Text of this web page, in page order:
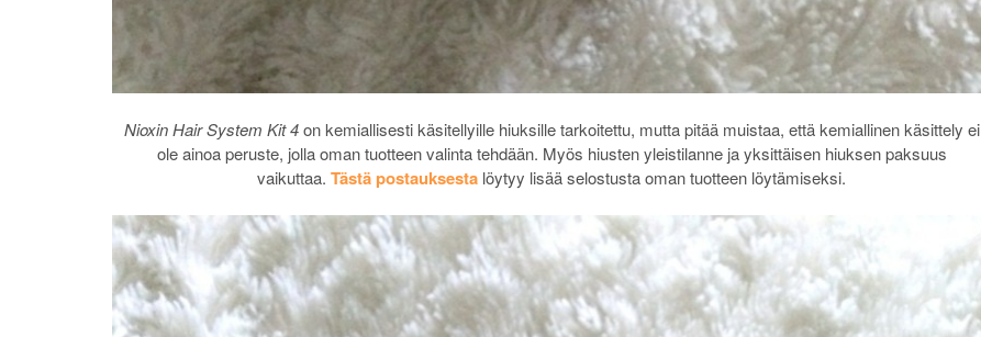
Nioxin Hair System Kit 4on kemiallisesti käsitellyille hiuksille tarkoitettu, mutta pitää muistaa, että kemiallinen käsittely ei
ole ainoa peruste, jolla oman tuotteen valinta tehdään. Myös hiusten yleistilanne ja yksittäisen hiuksen paksuus
vaikuttaa. Tästä postauksesta löytyy lisää selostusta oman tuotteen löytämiseksi.